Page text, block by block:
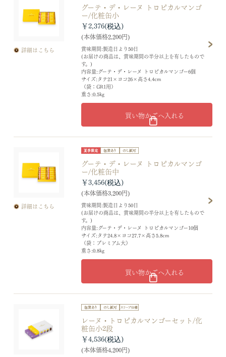
詳細はこちら
グーテ・デ・レーヌ トロピカルマンゴ
ー/化粧缶小
賞味期間:製造日より50日
(お届けの商品は、賞味期間の半分以上を有したもので
す。)
内容量:グーテ・デ・レーヌ トロピカルマンゴー6個
サイズ:タテ21×ヨコ26×高さ4.4cm
（袋：GR1用）
重さ:0.5kg
￥2,376
(本体価格2,200円)
買い物かごへ入れる
詳細はこちら
グーテ・デ・レーヌ トロピカルマンゴ
ー/化粧缶中
賞味期間:製造日より50日
(お届けの商品は、賞味期間の半分以上を有したもので
す。)
内容量:グーテ・デ・レーヌ トロピカルマンゴー10個
サイズ:タテ24.8×ヨコ27.7×高さ5.8cm
（袋：プレミアム大）
重さ:0.8kg
￥3,456
(本体価格3,200円)
買い物かごへ入れる
レーヌ・トロピカルマンゴーセット/化
粧缶小2段
￥4,536
(本体価格4,200円)